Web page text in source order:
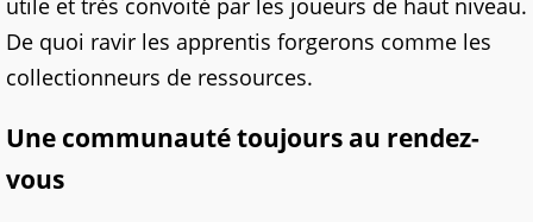
utile et très convoité par les joueurs de haut niveau.
De quoi ravir les apprentis forgerons comme les
collectionneurs de ressources.
Une communauté toujours au rendez-
vous